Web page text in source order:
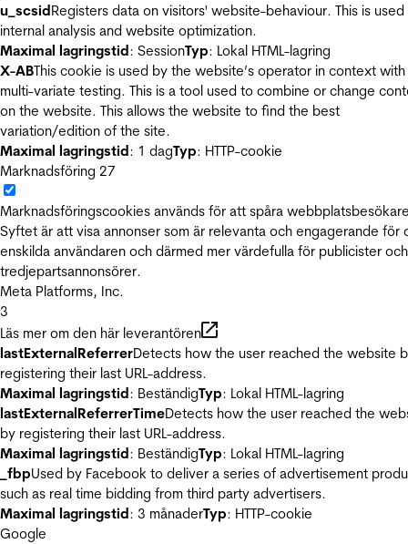
u_scsidRegisters data on visitors' website-behaviour. This is
internal analysis and website optimization.
Maximal lagringstid: SessionTyp: Lokal HTML-lagring
X-ABThis cookie is used by the website’s operator in context with
multi-variate testing. This is a tool used to combine or change
on the website. This allows the website to find the best
variation/edition of the site.
Maximal lagringstid: 1 dagTyp: HTTP-cookie
Marknadsföring 27
Marknadsföringscookies används för att spåra
Syftet är att visa annonser som är relevanta och engagerande för
enskilda användaren och därmed mer värdefulla för publicister och
tredjepartsannonsörer.
Meta Platforms, Inc.
3
Läs mer om den här leverantören
lastExternalReferrerDetects how the user reached the website
registering their last URL-address.
Maximal lagringstid: BeständigTyp: Lokal HTML-lagring
lastExternalReferrerTimeDetects how the user reached the
by registering their last URL-address.
Maximal lagringstid: BeständigTyp: Lokal HTML-lagring
_fbpUsed by Facebook to deliver a series of advertisement
such as real time bidding from third party advertisers.
Maximal lagringstid: 3 månaderTyp: HTTP-cookie
Google